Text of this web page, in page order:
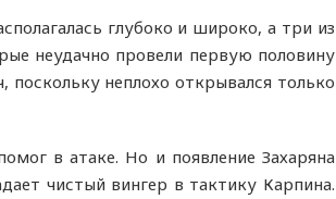
глубоко и широко, а три из
неудачно провели первую половину
поскольку неплохо открывался только
в атаке. Но и появление Захаряна
чистый вингер в тактику Карпина.